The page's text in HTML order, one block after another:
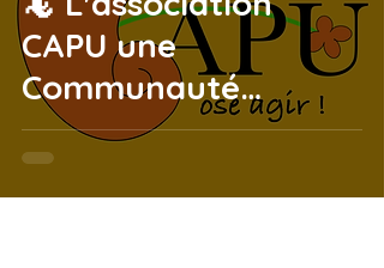
CAPU une
Communauté
Associative Pour les
jeunes neuro-